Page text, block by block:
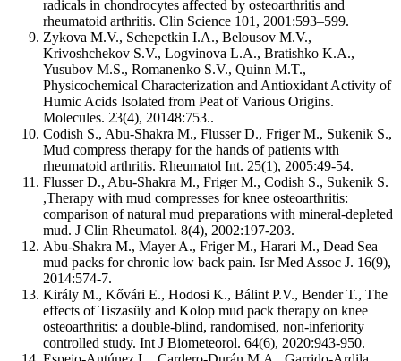
radicals in chondrocytes affected by osteoarthritis and
rheumatoid arthritis. Clin Science 101, 2001:593–599.
Zykova M.V., Schepetkin I.A., Belousov M.V.,
Krivoshchekov S.V., Logvinova L.A., Bratishko K.A.,
Yusubov M.S., Romanenko S.V., Quinn M.T.,
Physicochemical Characterization and Antioxidant Activity of
Humic Acids Isolated from Peat of Various Origins.
Molecules. 23(4), 20148:753..
Codish S., Abu-Shakra M., Flusser D., Friger M., Sukenik S.,
Mud compress therapy for the hands of patients with
rheumatoid arthritis. Rheumatol Int. 25(1), 2005:49-54.
Flusser D., Abu-Shakra M., Friger M., Codish S., Sukenik S.
,Therapy with mud compresses for knee osteoarthritis:
comparison of natural mud preparations with mineral-depleted
mud. J Clin Rheumatol. 8(4), 2002:197-203.
Abu-Shakra M., Mayer A., Friger M., Harari M., Dead Sea
mud packs for chronic low back pain. Isr Med Assoc J. 16(9),
2014:574-7.
Király M., Kővári E., Hodosi K., Bálint P.V., Bender T., The
effects of Tiszasüly and Kolop mud pack therapy on knee
osteoarthritis: a double-blind, randomised, non-inferiority
controlled study. Int J Biometeorol. 64(6), 2020:943-950.